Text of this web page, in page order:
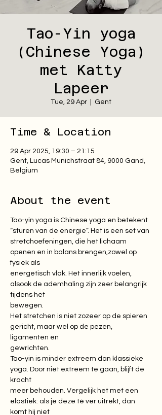
Tao-Yin yoga
(Chinese Yoga)
met Katty
Lapeer
Tue, 29 Apr Gent
Time & Location
29 Apr 2025, 19:30 – 21:15
Gent, Lucas Munichstraat 84, 9000 Gand,
Belgium
About the event
Tao-yin yoga is Chinese yoga en betekent
“sturen van de energie”. Het is een set van
stretchoefeningen, die het lichaam
openen en in balans brengen,zowel op
fysiek als
energetisch vlak. Het innerlijk voelen,
alsook de ademhaling zijn zeer belangrijk
tijdens het
bewegen.
Het stretchen is niet zozeer op de spieren
gericht, maar wel op de pezen,
ligamenten en
gewrichten.
Tao-yin is minder extreem dan klassieke
yoga. Door niet extreem te gaan, blijft de
kracht
meer behouden. Vergelijk het met een
elastiek: als je deze té ver uitrekt, dan
komt hij niet